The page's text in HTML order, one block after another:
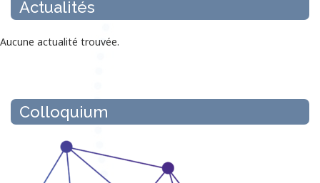
Actualités
Aucune actualité trouvée.
Colloquium